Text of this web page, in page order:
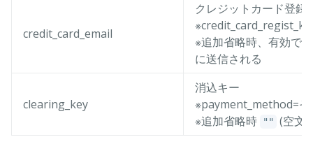
credit_card_email
クレジットカード登録
※追加省略時、有効で
に送信される
clearing_key
消込キー
※payment_method=そ
※追加省略時
"" (空文